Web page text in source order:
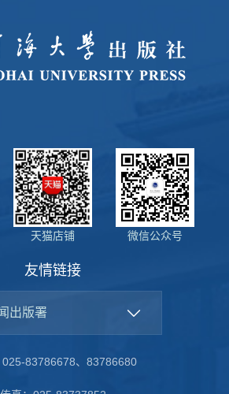
友情链接
出版署
025-83786678、83786680
天猫店铺 微信公众号